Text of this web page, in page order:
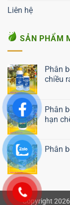
Liên hệ
SẢN PHẨM
Phân
chiều
Phân
hạn
Liên
Phân
Copyright